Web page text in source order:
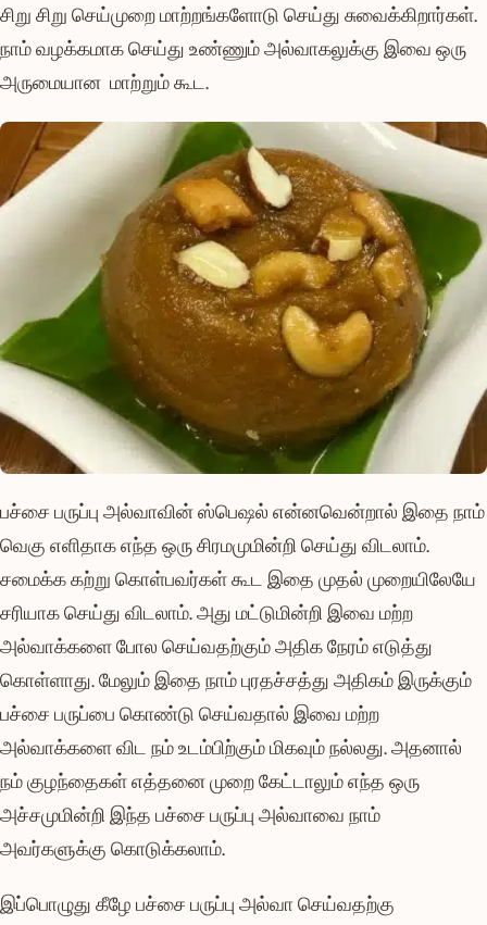
சிறு சிறு செய்முறை மாற்றங்களோடு செய்து சுவைக்கிறார்கள்.
நாம் வழக்கமாக செய்து உண்ணும் அல்வாகலுக்கு இவை ஒரு
அருமையான மாற்றும் கூட.
பச்சை பருப்பு அல்வாவின் ஸ்பெஷல் என்னவென்றால் இதை நாம்
வெகு எளிதாக எந்த ஒரு சிரமமுமின்றி செய்து விடலாம்.
சமைக்க கற்று கொள்பவர்கள் கூட இதை முதல் முறையிலேயே
சரியாக செய்து விடலாம். அது மட்டுமின்றி இவை மற்ற
அல்வாக்களை போல செய்வதற்கும் அதிக நேரம் எடுத்து
கொள்ளாது. மேலும் இதை நாம் புரதச்சத்து அதிகம் இருக்கும்
பச்சை பருப்பை கொண்டு செய்வதால் இவை மற்ற
அல்வாக்களை விட நம் உடம்பிற்கும் மிகவும் நல்லது. அதனால்
நம் குழந்தைகள் எத்தனை முறை கேட்டாலும் எந்த ஒரு
அச்சமுமின்றி இந்த பச்சை பருப்பு அல்வாவை நாம்
அவர்களுக்கு கொடுக்கலாம்.
இப்பொழுது கீழே பச்சை பருப்பு அல்வா செய்வதற்கு